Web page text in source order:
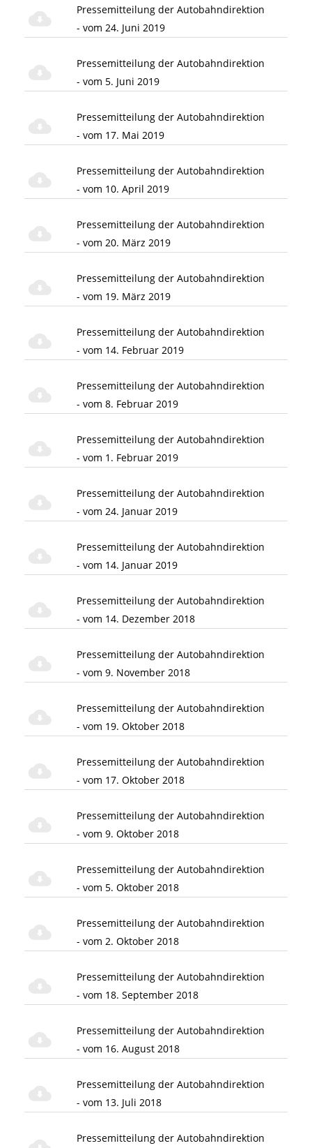
Pressemitteilung der Autobahndirektion
- vom 24. Juni 2019
Pressemitteilung der Autobahndirektion
- vom 5. Juni 2019
Pressemitteilung der Autobahndirektion
- vom 17. Mai 2019
Pressemitteilung der Autobahndirektion
- vom 10. April 2019
Pressemitteilung der Autobahndirektion
- vom 20. März 2019
Pressemitteilung der Autobahndirektion
- vom 19. März 2019
Pressemitteilung der Autobahndirektion
- vom 14. Februar 2019
Pressemitteilung der Autobahndirektion
- vom 8. Februar 2019
Pressemitteilung der Autobahndirektion
- vom 1. Februar 2019
Pressemitteilung der Autobahndirektion
- vom 24. Januar 2019
Pressemitteilung der Autobahndirektion
- vom 14. Januar 2019
Pressemitteilung der Autobahndirektion
- vom 14. Dezember 2018
Pressemitteilung der Autobahndirektion
- vom 9. November 2018
Pressemitteilung der Autobahndirektion
- vom 19. Oktober 2018
Pressemitteilung der Autobahndirektion
- vom 17. Oktober 2018
Pressemitteilung der Autobahndirektion
- vom 9. Oktober 2018
Pressemitteilung der Autobahndirektion
- vom 5. Oktober 2018
Pressemitteilung der Autobahndirektion
- vom 2. Oktober 2018
Pressemitteilung der Autobahndirektion
- vom 18. September 2018
Pressemitteilung der Autobahndirektion
- vom 16. August 2018
Pressemitteilung der Autobahndirektion
- vom 13. Juli 2018
Pressemitteilung der Autobahndirektion